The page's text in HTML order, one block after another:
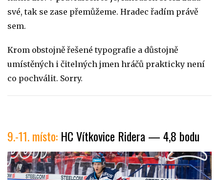
své, tak se zase přemůžeme. Hradec řadím právě
sem.
Krom obstojně řešené typografie a důstojně
umístěných i čitelných jmen hráčů prakticky není
co pochválit. Sorry.
9.-11. místo: HC Vítkovice Ridera — 4,8 bodu